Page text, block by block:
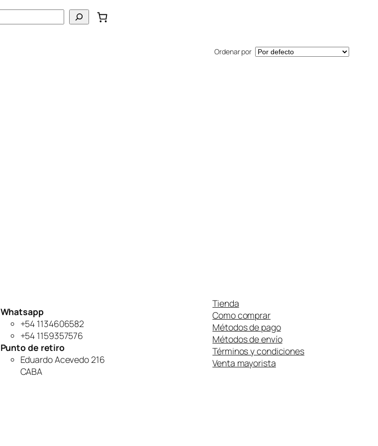
Ordenar por
Whatsapp
+54 1134606582
+54 1159357576
Punto de retiro
Eduardo Acevedo 216
CABA
Tienda
Como comprar
Métodos de pago
Métodos de envío
Términos y condiciones
Venta mayorista